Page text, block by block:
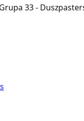
33 -